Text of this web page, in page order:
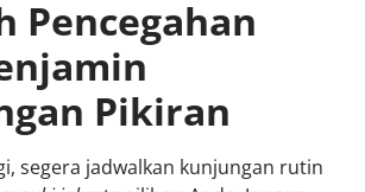
Pencegahan
Pikiran
segera jadwalkan kunjungan rutin